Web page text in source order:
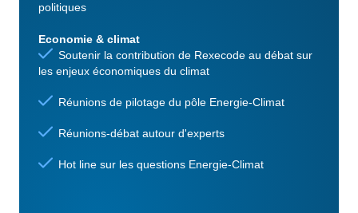
politiques
Economie & climat
Soutenir la contribution de Rexecode au débat sur
les enjeux économiques du climat
Réunions de pilotage du pôle Energie-Climat
Réunions-débat autour d'experts
Hot line sur les questions Energie-Climat